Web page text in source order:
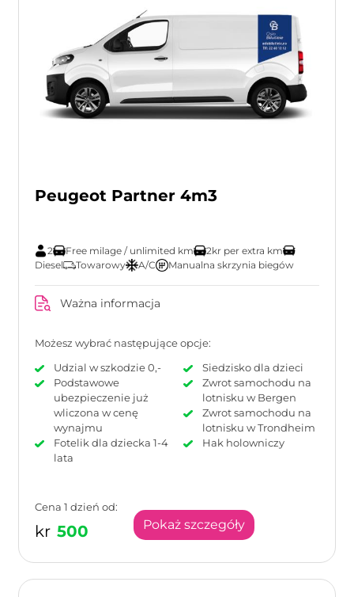
Peugeot Partner 4m3
2 Free milage / unlimited km
2kr per extra km
Diesel
Towarowy A/C Manualna skrzynia biegów
Ważna informacja
Możesz wybrać następujące opcje:
Udzial w szkodzie 0,-
Podstawowe
ubezpieczenie już
wliczona w cenę
wynajmu
Fotelik dla dziecka 1-4
lata
Siedzisko dla dzieci
Zwrot samochodu na
lotnisku w Bergen
Zwrot samochodu na
lotnisku w Trondheim
Hak holowniczy
Cena 1 dzień od:
kr 500 Pokaż szczegóły